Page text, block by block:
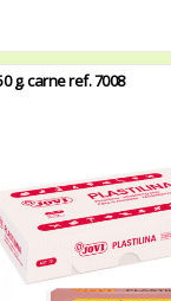
g. carne ref. 7008